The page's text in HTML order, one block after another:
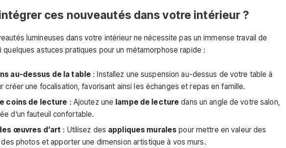
ces nouveautés dans votre intérieur ?
lumineuses dans votre intérieur ne nécessite pas un immense travail de
quelques astuces pratiques pour un métamorphose rapide :
au-dessus de la table : Installez une suspension au-dessus de votre table à
créer une focalisation, favorisant ainsi les échanges et repas en famille.
coins de lecture : Ajoutez une lampe de lecture dans un angle de votre salon,
d’un fauteuil confortable.
œuvres d’art : Utilisez des appliques murales pour mettre en valeur des
photos et apporter une dimension artistique à vos murs.